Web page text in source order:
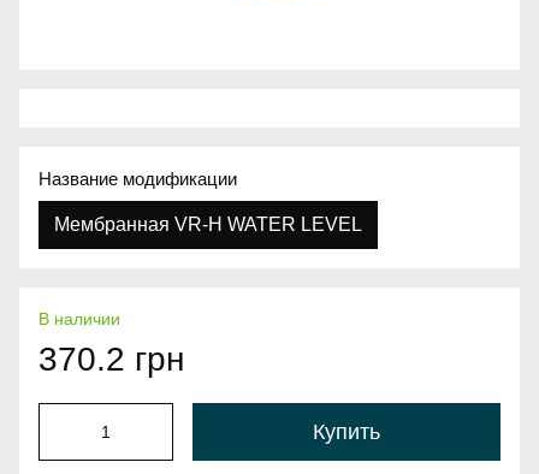
Название модификации
Мембранная VR-H WATER LEVEL
В наличии
370.2 грн
Купить